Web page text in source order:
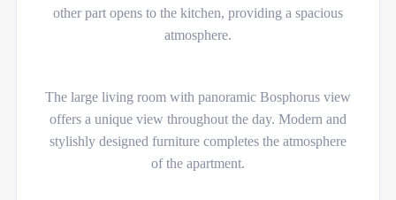
other part opens to the kitchen, providing a spacious
atmosphere.
The large living room with panoramic Bosphorus view
offers a unique view throughout the day. Modern and
stylishly designed furniture completes the atmosphere
of the apartment.